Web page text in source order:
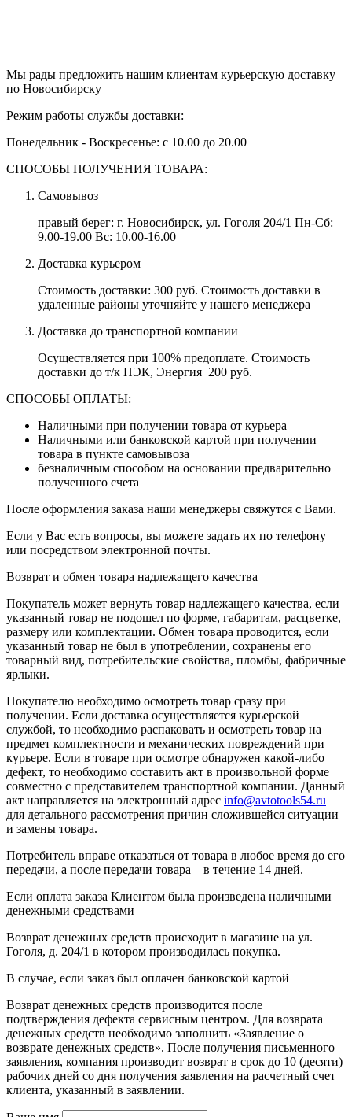
Мы рады предложить нашим клиентам курьерскую доставку
по Новосибирску
Режим работы службы доставки:
Понедельник - Воскресенье: с 10.00 до 20.00
СПОСОБЫ ПОЛУЧЕНИЯ ТОВАРА:
Самовывоз
правый берег: г. Новосибирск, ул. Гоголя 204/1 Пн-Сб:
9.00-19.00 Вс: 10.00-16.00
Доставка курьером
Стоимость доставки: 300 руб. Стоимость доставки в
удаленные районы уточняйте у нашего менеджера
Доставка до транспортной компании
Осуществляется при 100% предоплате. Стоимость
доставки до т/к ПЭК, Энергия 200 руб.
СПОСОБЫ ОПЛАТЫ:
Наличными при получении товара от курьера
Наличными или банковской картой при получении
товара в пункте самовывоза
безналичным способом на основании предварительно
полученного счета
После оформления заказа наши менеджеры свяжутся с Вами.
Если у Вас есть вопросы, вы можете задать их по телефону
или посредством электронной почты.
Возврат и обмен товара надлежащего качества
Покупатель может вернуть товар надлежащего качества, если
указанный товар не подошел по форме, габаритам, расцветке,
размеру или комплектации. Обмен товара проводится, если
указанный товар не был в употреблении, сохранены его
товарный вид, потребительские свойства, пломбы, фабричные
ярлыки.
Покупателю необходимо осмотреть товар сразу при
получении. Если доставка осуществляется курьерской
службой, то необходимо распаковать и осмотреть товар на
предмет комплектности и механических повреждений при
курьере. Если в товаре при осмотре обнаружен какой-либо
дефект, то необходимо составить акт в произвольной форме
совместно с представителем транспортной компании. Данный
акт направляется на электронный адрес info@avtotools54.ru
для детального рассмотрения причин сложившейся ситуации
и замены товара.
Потребитель вправе отказаться от товара в любое время до его
передачи, а после передачи товара – в течение 14 дней.
Если оплата заказа Клиентом была произведена наличными
денежными средствами
Возврат денежных средств происходит в магазине на ул.
Гоголя, д. 204/1 в котором производилась покупка.
В случае, если заказ был оплачен банковской картой
Возврат денежных средств производится после
подтверждения дефекта сервисным центром. Для возврата
денежных средств необходимо заполнить «Заявление о
возврате денежных средств». После получения письменного
заявления, компания производит возврат в срок до 10 (десяти)
рабочих дней со дня получения заявления на расчетный счет
клиента, указанный в заявлении.